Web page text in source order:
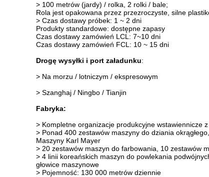
> 100 metrów (jardy) / rolka, 2 rolki / bale;
Rola jest opakowana przez przezroczyste, silne
> Czas dostawy próbek: 1 ~ 2 dni
Produkty standardowe: dostępne zapasy
Czas dostawy zamówień LCL: 7~10 dni
Czas dostawy zamówień FCL: 10 ~ 15 dni
Drogę wysyłki i port załadunku:
> Na morzu / lotniczym / ekspresowym
> Szanghaj / Ningbo / Tianjin
Fabryka:
> Kompletne organizacje produkcyjne wstawiennicze
> Ponad 400 zestawów maszyny do dziania
Maszyny Karl Mayer
> 20 zestawów maszyn do farbowania, 10 zestawów
> 4 linii koreańskich maszyn do powlekania
głowice maszynowe
> Pojemność: 130 000 metrów dziennie